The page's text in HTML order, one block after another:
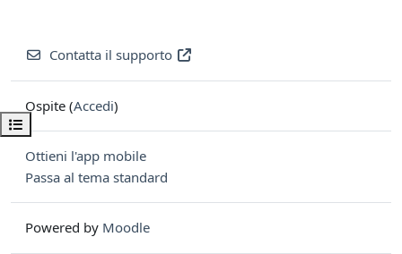
Apri indice del corso
Contatta il supporto
Ospite (Accedi)
Ottieni l'app mobile
Passa al tema standard
Powered by Moodle